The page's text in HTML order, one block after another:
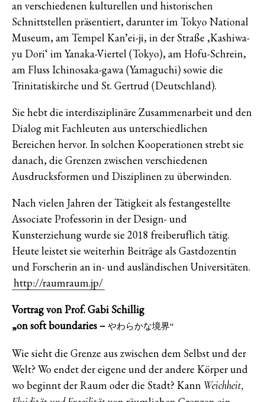
an verschiedenen kulturellen und historischen
Schnittstellen präsentiert, darunter im Tokyo National
Museum, am Tempel Kanʼei-ji, in der Straße ‚Kashiwa-
yu Dori‘ im Yanaka-Viertel (Tokyo), am Hofu-Schrein,
am Fluss Ichinosaka-gawa (Yamaguchi) sowie die
Trinitatiskirche und St. Gertrud (Deutschland).
Sie hebt die interdisziplinäre Zusammenarbeit und den
Dialog mit Fachleuten aus unterschiedlichen
Bereichen hervor. In solchen Kooperationen strebt sie
danach, die Grenzen zwischen verschiedenen
Ausdrucksformen und Disziplinen zu überwinden.
Nach vielen Jahren der Tätigkeit als festangestellte
Associate Professorin in der Design- und
Kunsterziehung wurde sie 2018 freiberuflich tätig.
Heute leistet sie weiterhin Beiträge als Gastdozentin
und Forscherin an in- und ausländischen Universitäten.
http://raumraum.jp/
Vortrag von Prof. Gabi Schillig
„on soft boundaries – やわらかな境界“
Wie sieht die Grenze aus zwischen dem Selbst und der
Welt? Wo endet der eigene und der andere Körper und
wo beginnt der Raum oder die Stadt? Kann Weichheit,